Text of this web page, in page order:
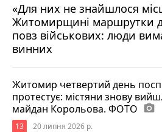
«Для них не знайшлося
Житомирщині маршрутки
повз військових: люди
винних
17 липня 2026 р.
Житомир четвертий день
протестує: містяни знову
майдан Корольова. ФОТО photo_camera
13 20 липня 2026 р.